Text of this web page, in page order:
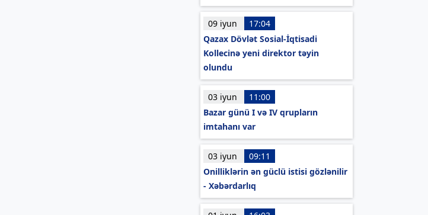
09 iyun
17:04
Qazax Dövlət Sosial-İqtisadi
Kollecinə yeni direktor təyin
olundu
03 iyun
11:00
Bazar günü I və IV qrupların
imtahanı var
03 iyun
09:11
Onilliklərin ən güclü istisi gözlənilir
- Xəbərdarlıq